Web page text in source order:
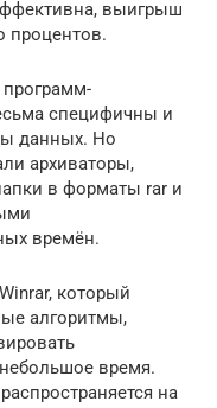
выигрыш
процентов.
специфичны и
данных. Но
архиваторы,
в форматы rar и
времён.
который
алгоритмы,
время.
на